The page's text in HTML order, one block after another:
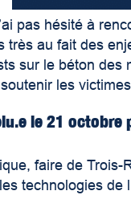
pas hésité à
très au fait des
sur le béton des
les
le 21
faire de Trois-
technologies de